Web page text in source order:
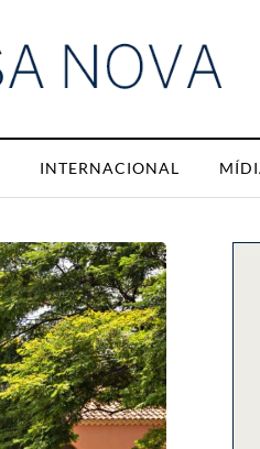
INTERNACIONAL